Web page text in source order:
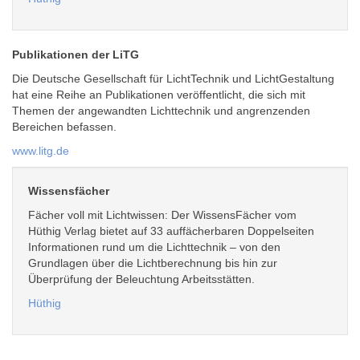
Publikationen der LiTG
Die Deutsche Gesellschaft für LichtTechnik und LichtGestaltung
hat eine Reihe an Publikationen veröffentlicht, die sich mit
Themen der angewandten Lichttechnik und angrenzenden
Bereichen befassen.
www.litg.de
Wissensfächer
Fächer voll mit Lichtwissen: Der WissensFächer vom
Hüthig Verlag bietet auf 33 auffächerbaren Doppelseiten
Informationen rund um die Lichttechnik – von den
Grundlagen über die Lichtberechnung bis hin zur
Überprüfung der Beleuchtung Arbeitsstätten.
Hüthig